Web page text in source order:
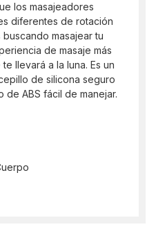
los masajeadores
diferentes de rotación
masajear tu
de masaje más
llevará a la luna. Es un
de silicona seguro
de ABS fácil de manejar.